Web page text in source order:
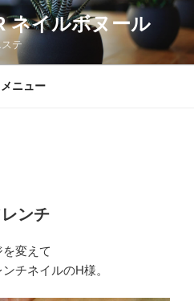
ネイルボヌール
テ
メニュー
ンチ
変えて
チネイルのH様。